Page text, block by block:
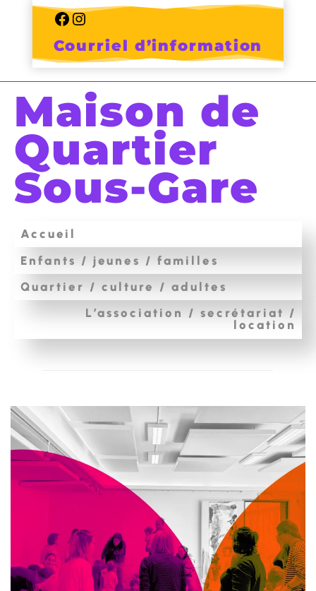
Facebook
Instagram
Courriel d’information
Maison de
Quartier
Sous-Gare
Accueil
Enfants / jeunes / familles
Quartier / culture / adultes
L’association / secrétariat /
location